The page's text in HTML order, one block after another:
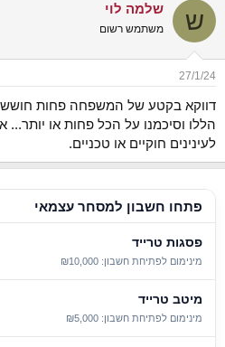
c
i
s
ש שלמה לוי
משתמש רשום
27/1/24
דווקא בקטע של המשפחה פחות חושש
הללו וסיכמנו על הכל פחות או יותר...
לעינינים חוקיים או טכניים.
פתחו חשבון למסחר עצמאי
פסגות טרייד
מינימום לפתיחת חשבון: ₪10,000
מיטב טרייד
מינימום לפתיחת חשבון: ₪5,000